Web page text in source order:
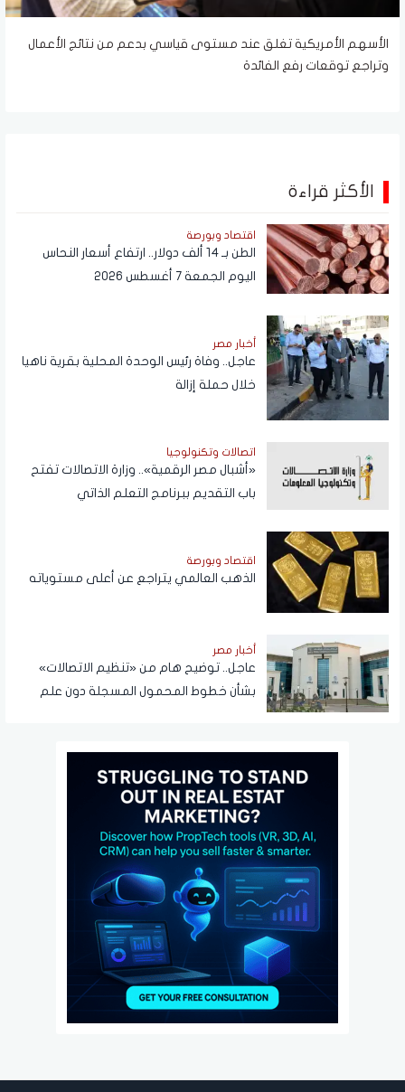
الأسهم الأمريكية تغلق عند مستوى قياسي بدعم من نتائج الأعمال
وتراجع توقعات رفع الفائدة
الأكثر قراءة
اقتصاد وبورصة
الطن بـ 14 ألف دولار.. ارتفاع أسعار النحاس
اليوم الجمعة 7 أغسطس 2026
أخبار مصر
عاجل.. وفاة رئيس الوحدة المحلية بقرية ناهيا
خلال حملة إزالة
اتصالات وتكنولوجيا
«أشبال مصر الرقمية».. وزارة الاتصالات تفتح
باب التقديم ببرنامج التعلم الذاتي
اقتصاد وبورصة
الذهب العالمي يتراجع عن أعلى مستوياته
أخبار مصر
عاجل.. توضيح هام من «تنظيم الاتصالات»
بشأن خطوط المحمول المسجلة دون علم